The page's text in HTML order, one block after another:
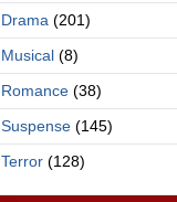
Drama (201)
Musical (8)
Romance (38)
Suspense (145)
Terror (128)